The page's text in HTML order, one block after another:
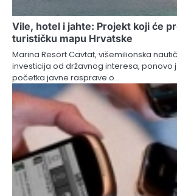
Vile, hotel i jahte: Projekt koji će
turističku mapu Hrvatske
Marina Resort Cavtat, višemilionska
investicija od državnog interesa, ponovo
početka javne rasprave o…